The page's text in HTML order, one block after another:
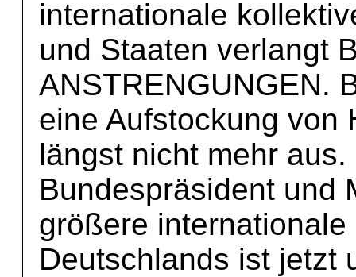
internationale
und Staaten verlangt
ANSTRENGUNGEN.
eine Aufstockung von
längst nicht mehr
Bundespräsident und
größere
Deutschlands ist jetzt